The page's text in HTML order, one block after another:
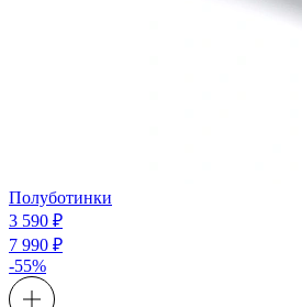
Полуботинки
3 590 ₽
7 990 ₽
-55%